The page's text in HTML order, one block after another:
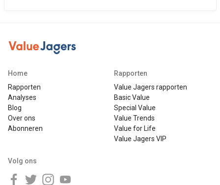
Home
Rapporten
Analyses
Blog
Over ons
Abonneren
Rapporten
Value Jagers rapporten
Basic Value
Special Value
Value Trends
Value for Life
Value Jagers VIP
Volg ons